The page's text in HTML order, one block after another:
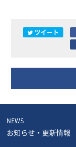
ツイート
NEWS
お知らせ・更新情報